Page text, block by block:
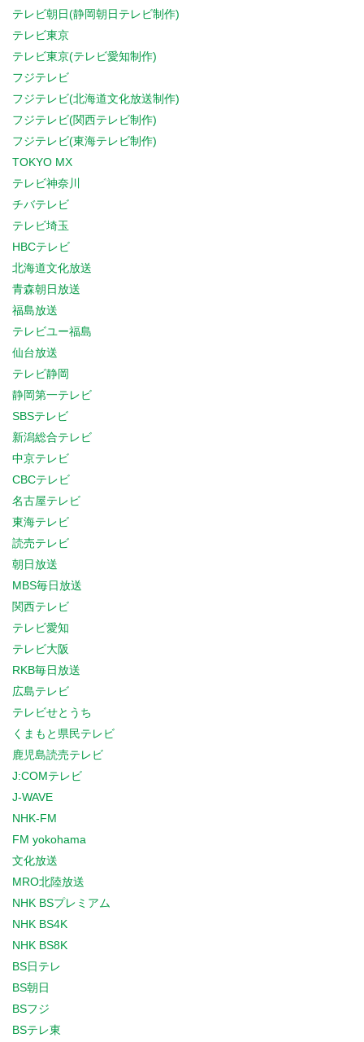
テレビ朝日(静岡朝日テレビ制作)
テレビ東京
テレビ東京(テレビ愛知制作)
フジテレビ
フジテレビ(北海道文化放送制作)
フジテレビ(関西テレビ制作)
フジテレビ(東海テレビ制作)
TOKYO MX
テレビ神奈川
チバテレビ
テレビ埼玉
HBCテレビ
北海道文化放送
青森朝日放送
福島放送
テレビユー福島
仙台放送
テレビ静岡
静岡第一テレビ
SBSテレビ
新潟総合テレビ
中京テレビ
CBCテレビ
名古屋テレビ
東海テレビ
読売テレビ
朝日放送
MBS毎日放送
関西テレビ
テレビ愛知
テレビ大阪
RKB毎日放送
広島テレビ
テレビせとうち
くまもと県民テレビ
鹿児島読売テレビ
J:COMテレビ
J-WAVE
NHK-FM
FM yokohama
文化放送
MRO北陸放送
NHK BSプレミアム
NHK BS4K
NHK BS8K
BS日テレ
BS朝日
BSフジ
BSテレ東